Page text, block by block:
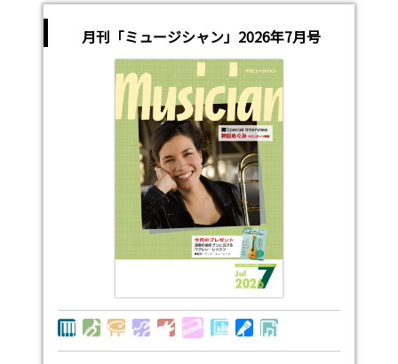
月刊「ミュージシャン」2026年7月号